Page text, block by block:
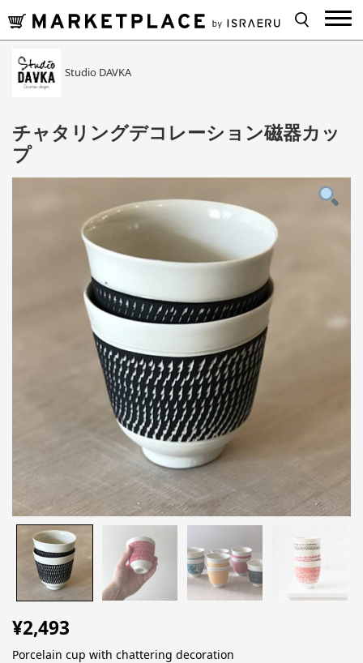
Studio DAVKA
チャタリングデコレーション磁器カッ
プ
¥2,493
Porcelain cup with chattering decoration